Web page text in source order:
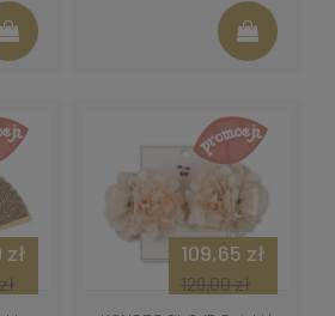
zł 109,65 zł
129,00 zł